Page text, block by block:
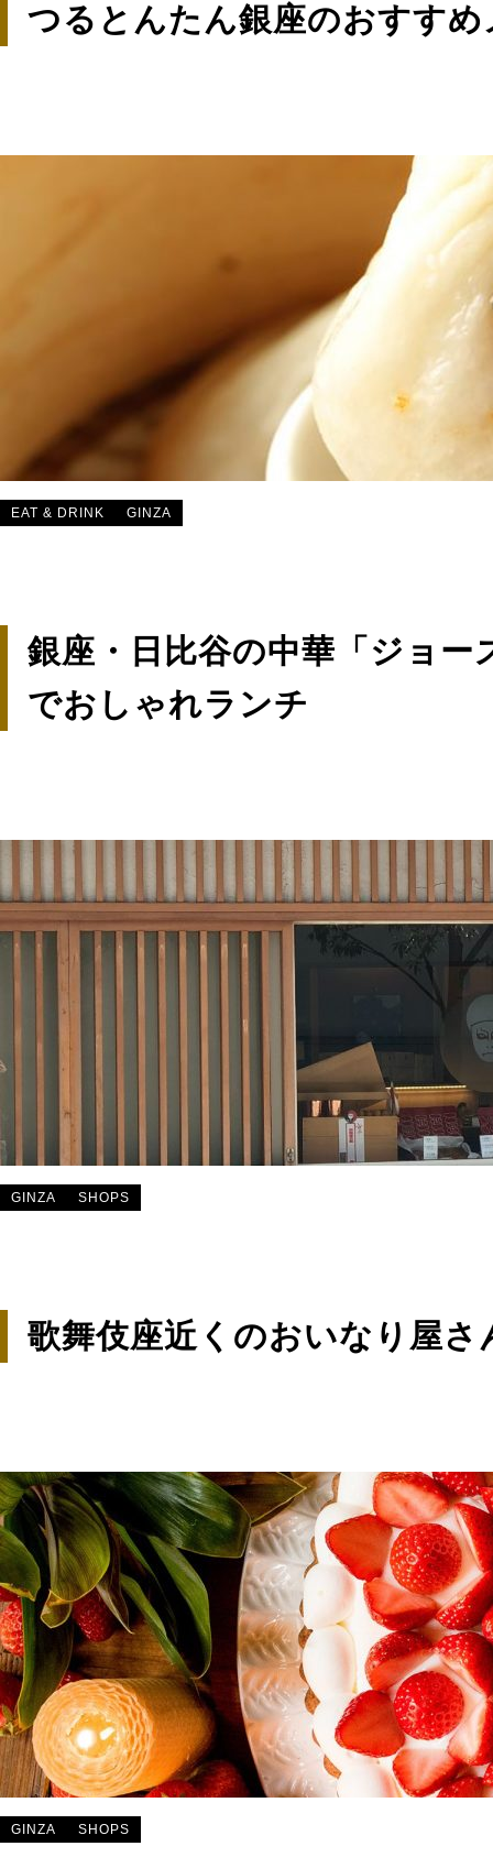
つるとんたん銀座のおすす
EAT & DRINK GINZA
銀座・日比谷の中華「ジョ
でおしゃれランチ
GINZA SHOPS
歌舞伎座近くのおいなり屋さ
GINZA SHOPS